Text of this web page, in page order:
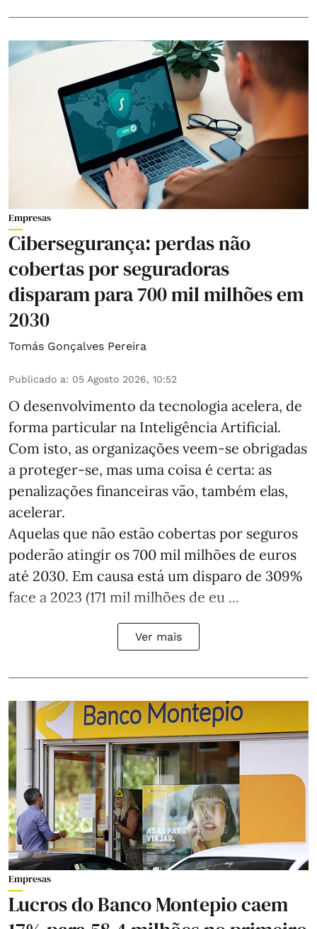
Empresas
Cibersegurança: perdas não
cobertas por seguradoras
disparam para 700 mil milhões em
2030
Tomás Gonçalves Pereira
Publicado a: 05 Agosto 2026, 10:52
O desenvolvimento da tecnologia acelera, de
forma particular na Inteligência Artificial.
Com isto, as organizações veem-se obrigadas
a proteger-se, mas uma coisa é certa: as
penalizações financeiras vão, também elas,
acelerar.
Aquelas que não estão cobertas por seguros
poderão atingir os 700 mil milhões de euros
até 2030. Em causa está um disparo de 309%
face a 2023 (171 mil milhões de eu ...
Ver mais
Empresas
Lucros do Banco Montepio caem